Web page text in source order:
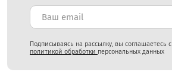
Подписываясь на рассылку, вы соглашаетесь с
политикой обработки персональных данных